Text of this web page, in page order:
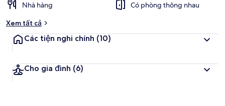
Nhà hàng
Có phòng thông nhau
Xem tất cả
Các tiện nghi chính (10)
Cho gia đình (6)